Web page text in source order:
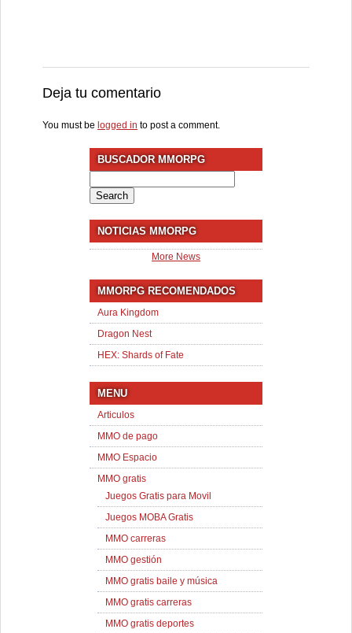
Deja tu comentario
You must be logged in to post a comment.
BUSCADOR MMORPG
for:
NOTICIAS MMORPG
More News
MMORPG RECOMENDADOS
Aura Kingdom
Dragon Nest
HEX: Shards of Fate
MENU
Articulos
MMO de pago
MMO Espacio
MMO gratis
Juegos Gratis para Movil
Juegos MOBA Gratis
MMO carreras
MMO gestión
MMO gratis baile y música
MMO gratis carreras
MMO gratis deportes